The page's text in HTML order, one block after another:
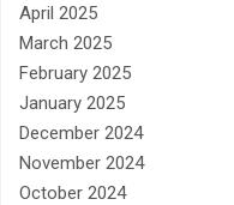
April 2025
March 2025
February 2025
January 2025
December 2024
November 2024
October 2024